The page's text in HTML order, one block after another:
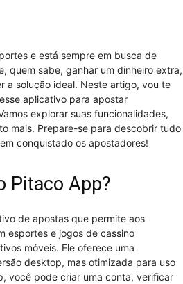
e está sempre em busca de
quem sabe, ganhar um dinheiro extra,
a solução ideal. Neste artigo, vou te
aplicativo para apostar
explorar suas funcionalidades,
mais. Prepare-se para descobrir tudo
conquistado os apostadores!
Pitaco App?
de apostas que permite aos
esportes e jogos de cassino
móveis. Ele oferece uma
desktop, mas otimizada para uso
você pode criar uma conta, verificar